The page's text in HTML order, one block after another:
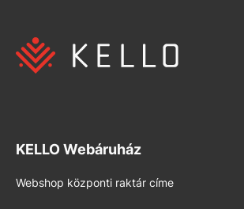
KELLO Webáruház
Webshop központi raktár címe